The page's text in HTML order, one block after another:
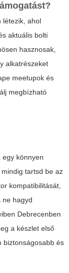
létezik, ahol
aktuális bolti
hasznosak,
alkatrészeket
meetupok és
megbízható
egy könnyen
tartsd be az
kompatibilitását,
ne hagyd
Debrecenben
a készlet első
és